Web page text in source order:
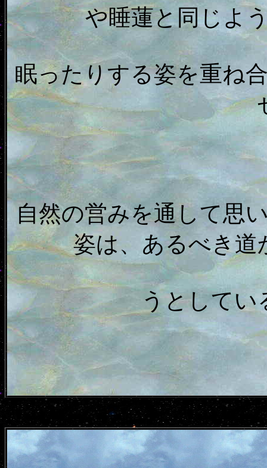
や睡蓮と同じよ
眠ったりする姿を重ね
自然の営みを通して思
姿は、あるべき道
うとしてい